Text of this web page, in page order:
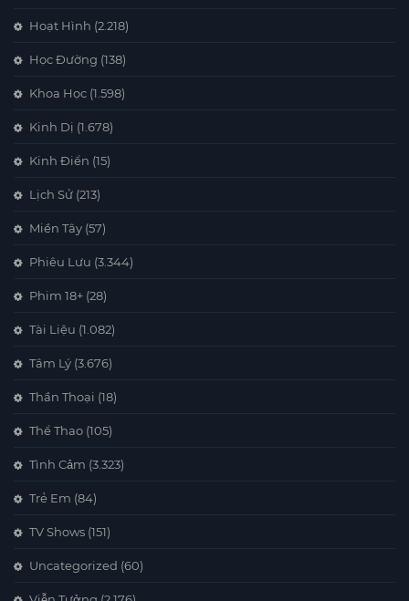
Hoạt Hình (2.218)
Học Đường (138)
Khoa Học (1.598)
Kinh Dị (1.678)
Kinh Điển (15)
Lịch Sử (213)
Miền Tây (57)
Phiêu Lưu (3.344)
Phim 18+ (28)
Tài Liệu (1.082)
Tâm Lý (3.676)
Thần Thoại (18)
Thể Thao (105)
Tình Cảm (3.323)
Trẻ Em (84)
TV Shows (151)
Uncategorized (60)